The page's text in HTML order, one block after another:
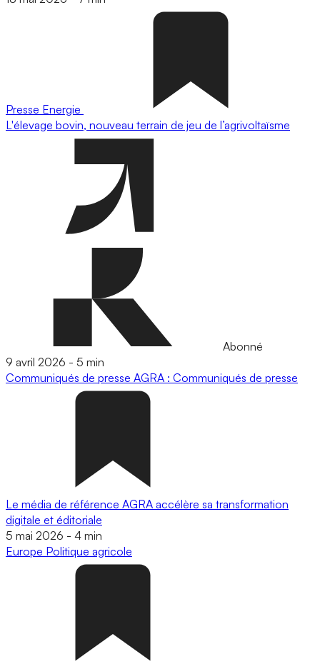
Presse Energie
L'élevage bovin, nouveau terrain de jeu de l’agrivoltaïsme
Abonné
9 avril 2026 - 5 min
Communiqués de presse AGRA : Communiqués de presse
Le média de référence AGRA accélère sa transformation
digitale et éditoriale
5 mai 2026 - 4 min
Europe Politique agricole